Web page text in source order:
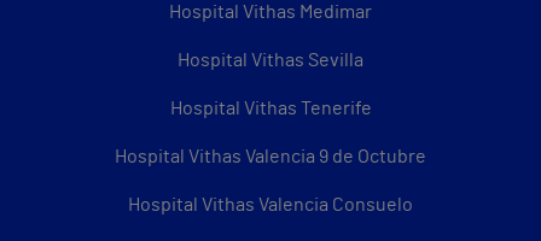
Hospital Vithas Medimar
Hospital Vithas Sevilla
Hospital Vithas Tenerife
Hospital Vithas Valencia 9 de Octubre
Hospital Vithas Valencia Consuelo